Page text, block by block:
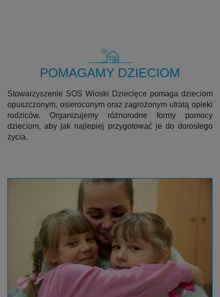
POMAGAMY DZIECIOM
Stowarzyszenie SOS Wioski Dziecięce pomaga dzieciom
opuszczonym, osieroconym oraz zagrożonym utratą opieki
rodziców. Organizujemy różnorodne formy pomocy
dzieciom, aby jak najlepiej przygotować je do dorosłego
życia.